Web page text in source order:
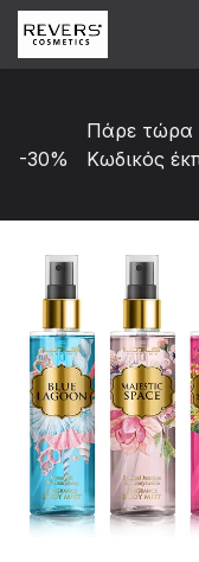
Skip to Content
Πάρε τώρα
-30% Κωδικός